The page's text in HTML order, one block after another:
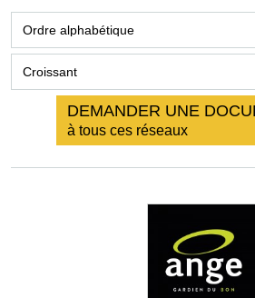
DEMANDER UNE
à tous ces réseaux